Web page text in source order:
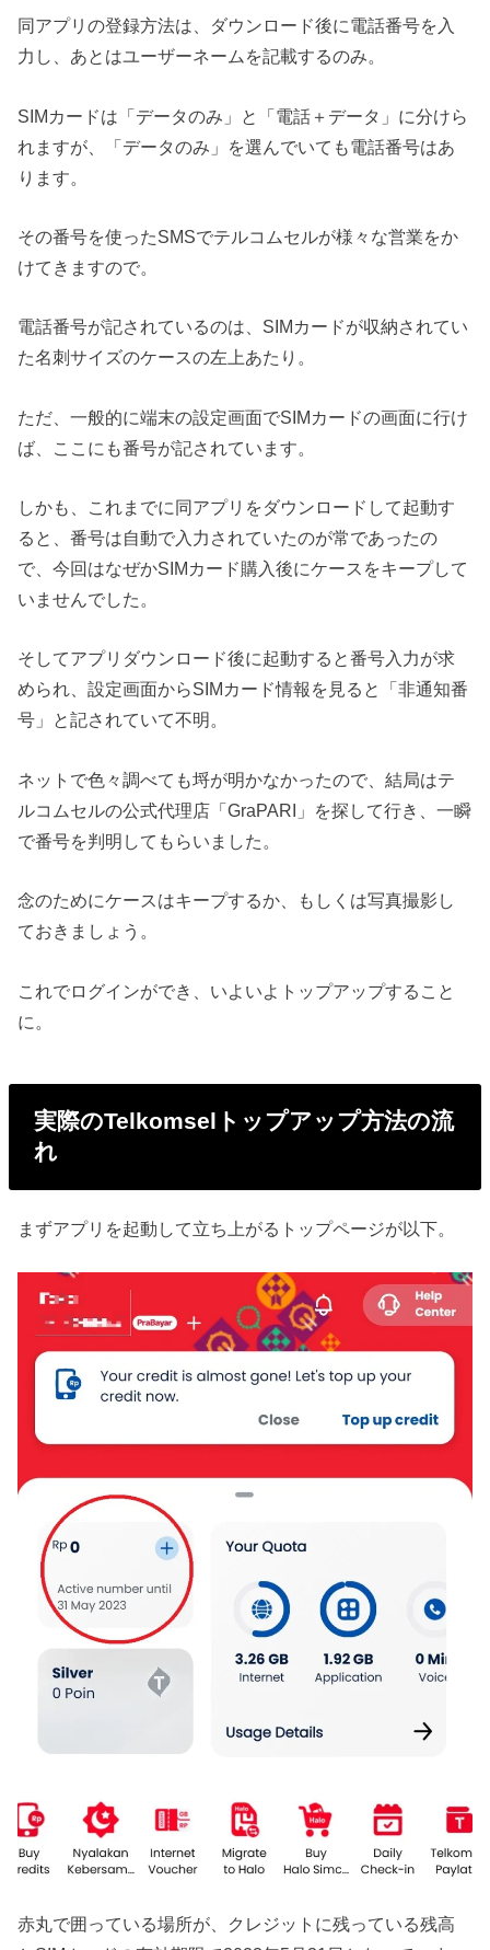
同アプリの登録方法は、ダウンロード後に電話番号を入
力し、あとはユーザーネームを記載するのみ。
SIMカードは「データのみ」と「電話＋データ」に分けら
れますが、「データのみ」を選んでいても電話番号はあ
ります。
その番号を使ったSMSでテルコムセルが様々な営業をか
けてきますので。
電話番号が記されているのは、SIMカードが収納されてい
た名刺サイズのケースの左上あたり。
ただ、一般的に端末の設定画面でSIMカードの画面に行け
ば、ここにも番号が記されています。
しかも、これまでに同アプリをダウンロードして起動す
ると、番号は自動で入力されていたのが常であったの
で、今回はなぜかSIMカード購入後にケースをキープして
いませんでした。
そしてアプリダウンロード後に起動すると番号入力が求
められ、設定画面からSIMカード情報を見ると「非通知番
号」と記されていて不明。
ネットで色々調べても埒が明かなかったので、結局はテ
ルコムセルの公式代理店「GraPARI」を探して行き、一瞬
で番号を判明してもらいました。
念のためにケースはキープするか、もしくは写真撮影し
ておきましょう。
これでログインができ、いよいよトップアップすること
に。
実際のTelkomselトップアップ方法の流
れ
まずアプリを起動して立ち上がるトップページが以下。
赤丸で囲っている場所が、クレジットに残っている残高